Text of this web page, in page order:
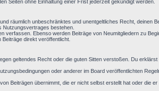
Seiten ohne Einhaltung einer Frist jederzeit gekündigt werden.
räumlich unbeschränktes und unentgeltliches Recht, deinen
Nutzungsvertrages bestehen.
verfassen. Ebenso werden Beiträge von Neumitgliedern zu
direkt veröffentlicht.
geltendes Recht oder die guten Sitten verstoßen. Du
oder anderer im Board veröffentlichten
Beiträgen übernimmt, die er nicht selbst erstellt hat oder die